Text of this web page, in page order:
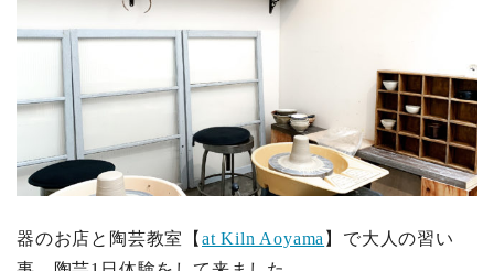
器のお店と陶芸教室【 at Kiln Aoyama 】で大人の習い